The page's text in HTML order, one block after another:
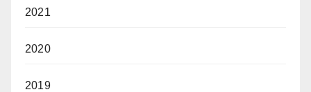
2021
2020
2019